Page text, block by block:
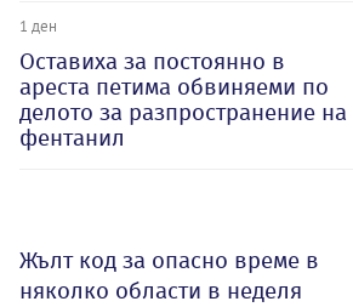
1 ден
Оставиха за постоянно в
ареста петима обвиняеми по
делото за разпространение на
фентанил
Жълт код за опасно време в
няколко области в неделя